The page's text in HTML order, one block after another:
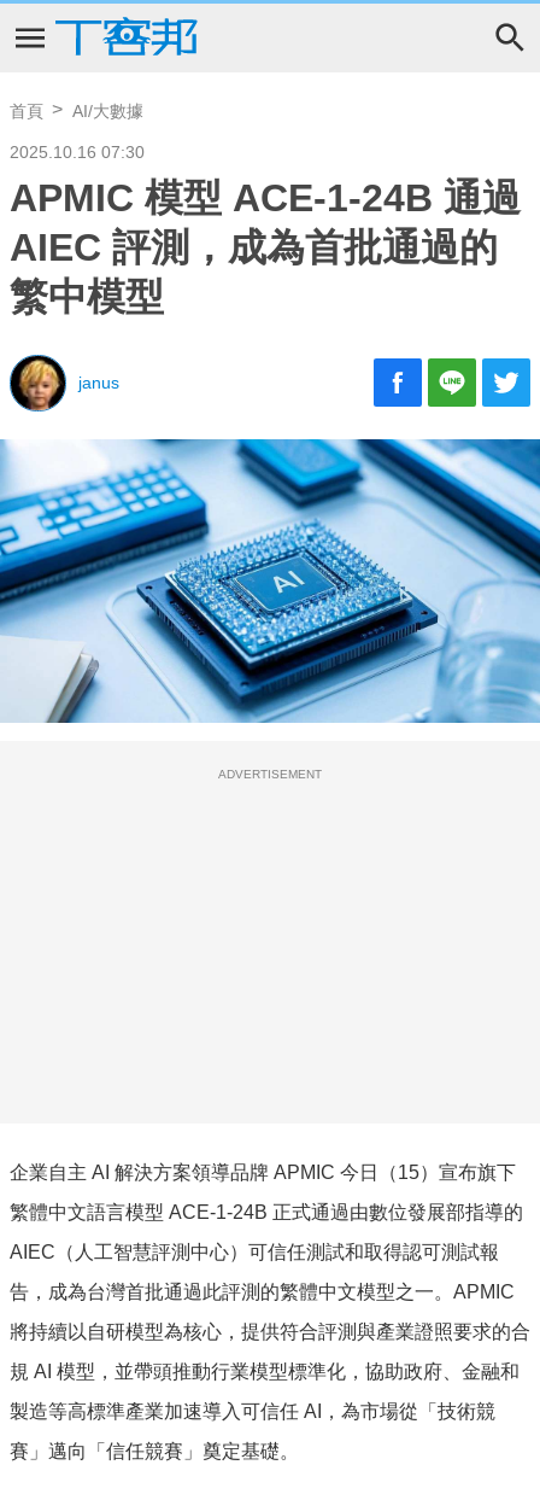
首頁 AI/大數據
2025.10.16 07:30
APMIC 模型 ACE-1-24B 通過
AIEC 評測，成為首批通過的
繁中模型
janus
ADVERTISEMENT
企業自主 AI 解決方案領導品牌 APMIC 今日（15）宣布旗下
繁體中文語言模型 ACE-1-24B 正式通過由數位發展部指導的
AIEC（人工智慧評測中心）可信任測試和取得認可測試報
告，成為台灣首批通過此評測的繁體中文模型之一。APMIC
將持續以自研模型為核心，提供符合評測與產業證照要求的合
規 AI 模型，並帶頭推動行業模型標準化，協助政府、金融和
製造等高標準產業加速導入可信任 AI，為市場從「技術競
賽」邁向「信任競賽」奠定基礎。